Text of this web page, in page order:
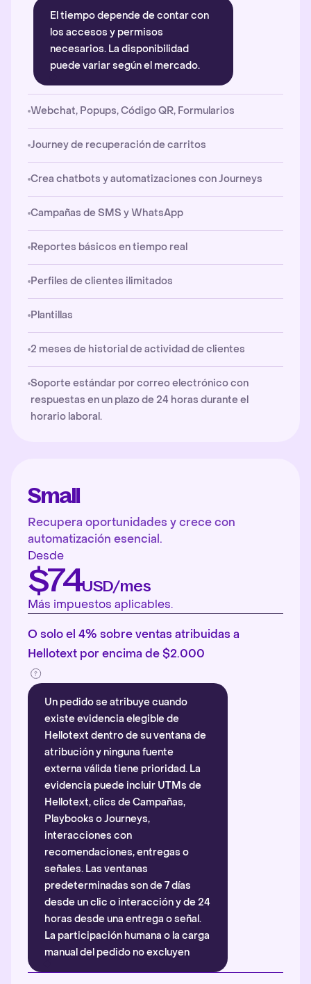
El tiempo depende de contar con
los accesos y permisos
necesarios. La disponibilidad
puede variar según el mercado.
Webchat, Popups, Código QR, Formularios
Journey de recuperación de carritos
Crea chatbots y automatizaciones con Journeys
Campañas de SMS y WhatsApp
Reportes básicos en tiempo real
Perfiles de clientes ilimitados
Plantillas
2 meses de historial de actividad de clientes
Soporte estándar por correo electrónico con
respuestas en un plazo de 24 horas durante el
horario laboral.
Small
Recupera oportunidades y crece con
automatización esencial.
Desde
$74USD/mes
Más impuestos aplicables.
O solo el 4% sobre ventas atribuidas a
Hellotext por encima de $2.000
Un pedido se atribuye cuando
existe evidencia elegible de
Hellotext dentro de su ventana de
atribución y ninguna fuente
externa válida tiene prioridad. La
evidencia puede incluir UTMs de
Hellotext, clics de Campañas,
Playbooks o Journeys,
interacciones con
recomendaciones, entregas o
señales. Las ventanas
predeterminadas son de 7 días
desde un clic o interacción y de 24
horas desde una entrega o señal.
La participación humana o la carga
manual del pedido no excluyen
automáticamente la atribución.